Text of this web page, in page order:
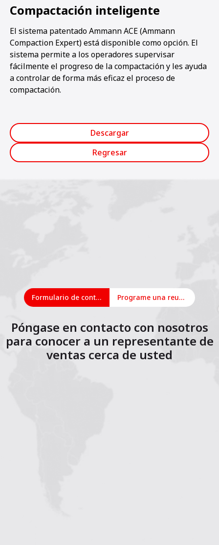
Compactación inteligente
El sistema patentado Ammann ACE (Ammann
Compaction Expert) está disponible como opción. El
sistema permite a los operadores supervisar
fácilmente el progreso de la compactación y les ayuda
a controlar de forma más eficaz el proceso de
compactación.
Descargar
Regresar
Formulario de contacto Programe una reunión en línea
Póngase en contacto con nosotros
para conocer a un representante de
ventas cerca de usted